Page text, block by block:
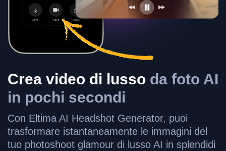
Crea video di lusso da foto AI
in pochi secondi
Con Eltima AI Headshot Generator, puoi
trasformare istantaneamente le immagini del
tuo photoshoot glamour di lusso AI in splendidi